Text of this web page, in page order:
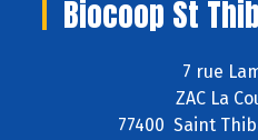
Biocoop St
7 rue
ZAC La
77400 Saint